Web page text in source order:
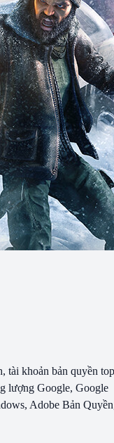
tài khoản bản quyền top
lượng Google, Google
Adobe Bản